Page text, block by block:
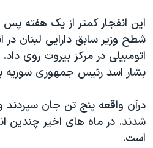
این انفجار کمتر از یک هفته
شطح وزیر سابق دارایی لبنان در
اتومبیلی در مرکز بیروت روی
بشار اسد رئیس جمهوری سوریه
شدند. در ماه های اخیر چندین
است.